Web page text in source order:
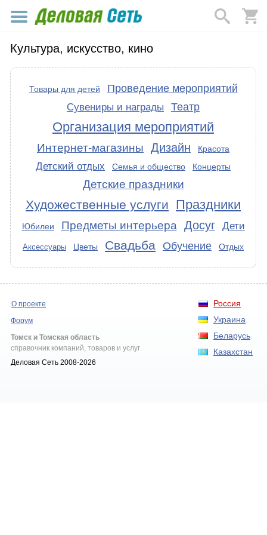
Культура, искусство, кино
Товары для детей Проведение мероприятий
Сувениры и награды Театр
Организация мероприятий
Интернет-магазины Дизайн Красота
Детский отдых Семья и общество Концерты
Детские праздники
Художественные услуги Праздники
Юбилеи Предметы интерьера Досуг Дети
Аксессуары Цветы Свадьба Обучение Отдых
Россия
Украина
Беларусь
Казахстан
О проекте
Форум
Томск и Томская область
справочник компаний, товаров и услуг
Деловая Сеть 2008-2026